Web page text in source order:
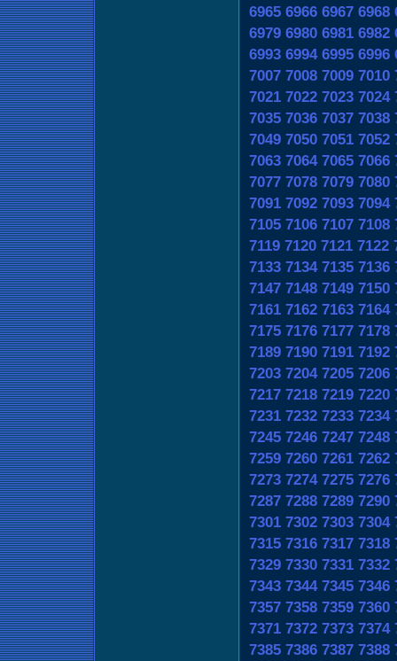
6965 6966 6967 6968
6979 6980 6981 6982
6993 6994 6995 6996
7007 7008 7009 7010
7021 7022 7023 7024
7035 7036 7037 7038
7049 7050 7051 7052
7063 7064 7065 7066
7077 7078 7079 7080
7091 7092 7093 7094
7105 7106 7107 7108
7119 7120 7121 7122
7133 7134 7135 7136
7147 7148 7149 7150
7161 7162 7163 7164
7175 7176 7177 7178
7189 7190 7191 7192
7203 7204 7205 7206
7217 7218 7219 7220
7231 7232 7233 7234
7245 7246 7247 7248
7259 7260 7261 7262
7273 7274 7275 7276
7287 7288 7289 7290
7301 7302 7303 7304
7315 7316 7317 7318
7329 7330 7331 7332
7343 7344 7345 7346
7357 7358 7359 7360
7371 7372 7373 7374
7385 7386 7387 7388